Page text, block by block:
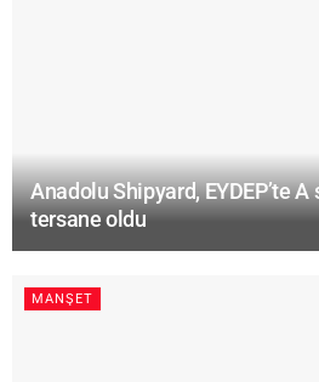
Anadolu Shipyard, EYDEP’te
tersane oldu
MANŞET